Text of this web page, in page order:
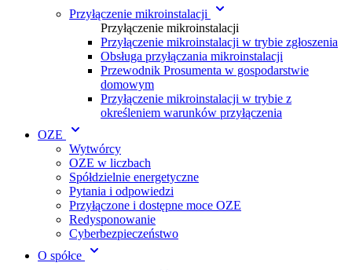
Przyłączenie mikroinstalacji
Przyłączenie mikroinstalacji
Przyłączenie mikroinstalacji w trybie zgłoszenia
Obsługa przyłączania mikroinstalacji
Przewodnik Prosumenta w gospodarstwie
domowym
Przyłączenie mikroinstalacji w trybie z
określeniem warunków przyłączenia
OZE
Wytwórcy
OZE w liczbach
Spółdzielnie energetyczne
Pytania i odpowiedzi
Przyłączone i dostępne moce OZE
Redysponowanie
Cyberbezpieczeństwo
O spółce